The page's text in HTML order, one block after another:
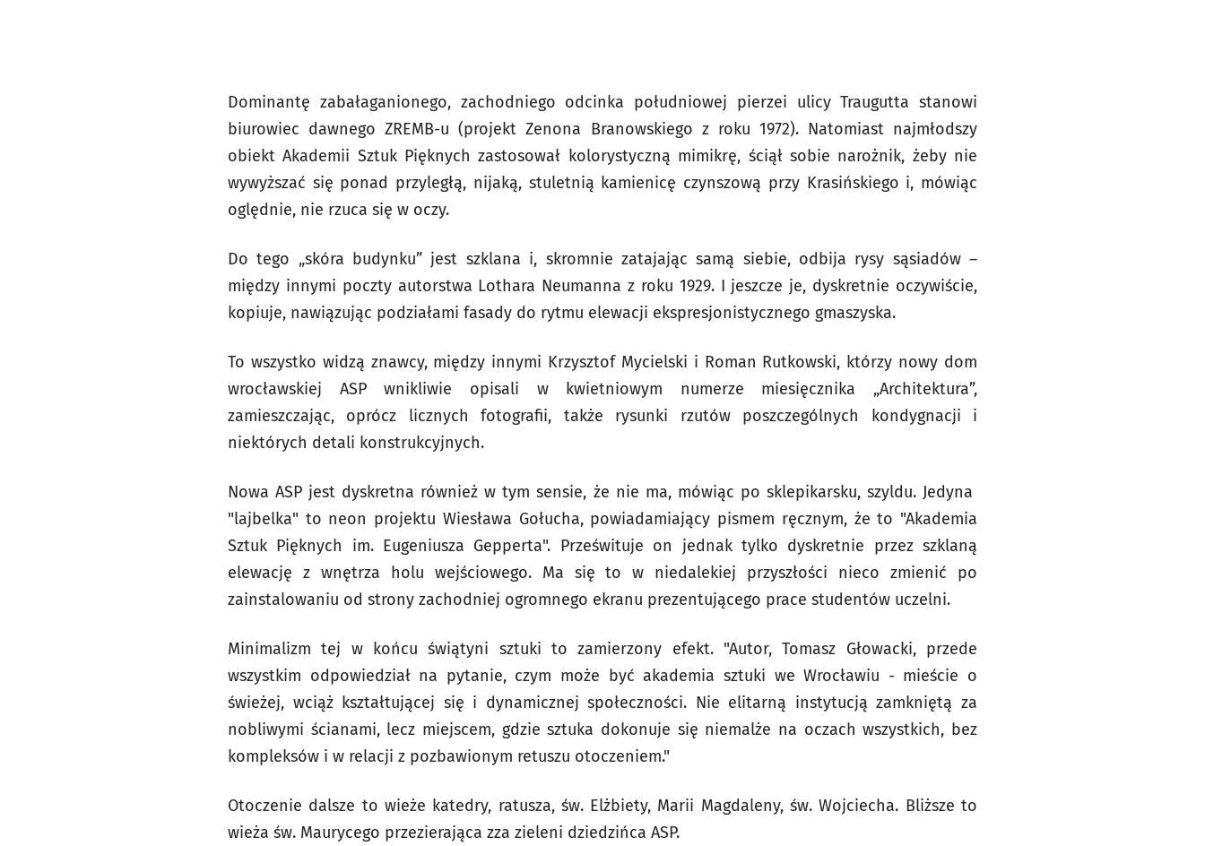
Dominantę zabałaganionego, zachodniego odcinka południowej pierzei ulicy Traugutta stanowi
biurowiec dawnego ZREMB-u (projekt Zenona Branowskiego z roku 1972). Natomiast najmłodszy
obiekt Akademii Sztuk Pięknych zastosował kolorystyczną mimikrę, ściął sobie narożnik, żeby nie
wywyższać się ponad przyległą, nijaką, stuletnią kamienicę czynszową przy Krasińskiego i, mówiąc
oględnie, nie rzuca się w oczy.
Do tego „skóra budynku” jest szklana i, skromnie zatajając samą siebie, odbija rysy sąsiadów –
między innymi poczty autorstwa Lothara Neumanna z roku 1929. I jeszcze je, dyskretnie oczywiście,
kopiuje, nawiązując podziałami fasady do rytmu elewacji ekspresjonistycznego gmaszyska.
To wszystko widzą znawcy, między innymi Krzysztof Mycielski i Roman Rutkowski, którzy nowy dom
wrocławskiej ASP wnikliwie opisali w kwietniowym numerze miesięcznika „Architektura”,
zamieszczając, oprócz licznych fotografii, także rysunki rzutów poszczególnych kondygnacji i
niektórych detali konstrukcyjnych.
Nowa ASP jest dyskretna również w tym sensie, że nie ma, mówiąc po sklepikarsku, szyldu. Jedyna
"lajbelka" to neon projektu Wiesława Gołucha, powiadamiający pismem ręcznym, że to "Akademia
Sztuk Pięknych im. Eugeniusza Gepperta". Prześwituje on jednak tylko dyskretnie przez szklaną
elewację z wnętrza holu wejściowego. Ma się to w niedalekiej przyszłości nieco zmienić po
zainstalowaniu od strony zachodniej ogromnego ekranu prezentującego prace studentów uczelni.
Minimalizm tej w końcu świątyni sztuki to zamierzony efekt."Autor, Tomasz Głowacki, przede
wszystkim odpowiedział na pytanie, czym może być akademia sztuki we Wrocławiu - mieście o
świeżej, wciąż kształtującej się i dynamicznej społeczności. Nie elitarną instytucją zamkniętą za
nobliwymi ścianami, lecz miejscem, gdzie sztuka dokonuje się niemalże na oczach wszystkich, bez
kompleksów i w relacji z pozbawionym retuszu otoczeniem."
Otoczenie dalsze to wieże katedry, ratusza, św. Elżbiety, Marii Magdaleny, św. Wojciecha. Bliższe to
wieża św. Maurycego przezierająca zza zieleni dziedzińca ASP.